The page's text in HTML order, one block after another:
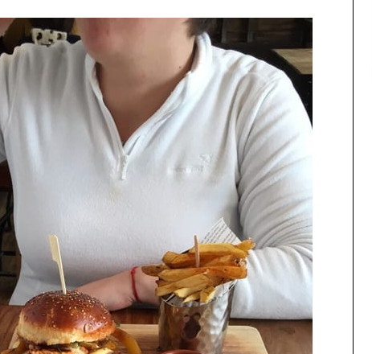
café à
à Tokyo
La France insolite : vacances et
voyages insolites en France
Top 10 des activités et
hébergements insolites sur
l’île d’Oléron